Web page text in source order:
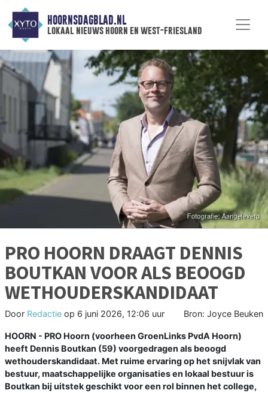
HOORNSDAGBLAD.NL
lokaal nieuws hoorn en west-friesland
PRO HOORN DRAAGT DENNIS
BOUTKAN VOOR ALS BEOOGD
WETHOUDERSKANDIDAAT
Door Redactie op 6 juni 2026, 12:06 uur Bron: Joyce Beuken
HOORN - PRO Hoorn (voorheen GroenLinks PvdA Hoorn)
heeft Dennis Boutkan (59) voorgedragen als beoogd
wethouderskandidaat. Met ruime ervaring op het snijvlak van
bestuur, maatschappelijke organisaties en lokaal bestuur is
Boutkan bij uitstek geschikt voor een rol binnen het college,